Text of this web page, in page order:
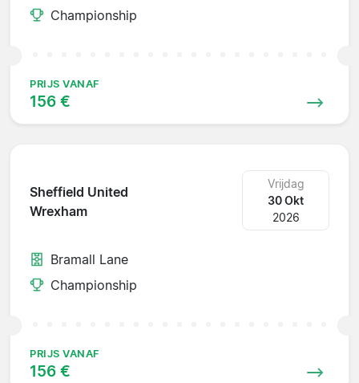
Championship
PRIJS VANAF
156 €
Sheffield United
Wrexham
Vrijdag
30 Okt
2026
Bramall Lane
Championship
PRIJS VANAF
156 €